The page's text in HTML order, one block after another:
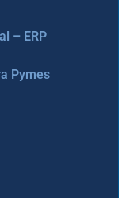
– ERP
Pymes